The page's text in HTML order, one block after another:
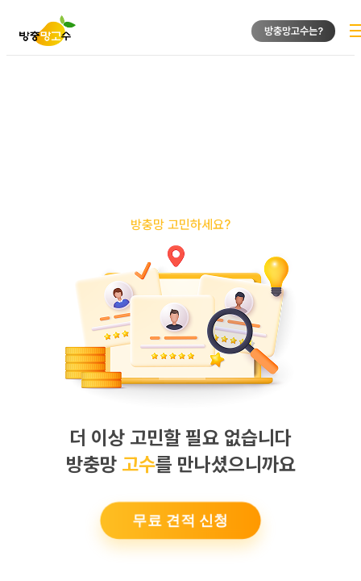
방충망고수는?
방충망 고민하세요?
더 이상 고민할 필요 없습니다
방충망 고수를 만나셨으니까요
무료 견적 신청